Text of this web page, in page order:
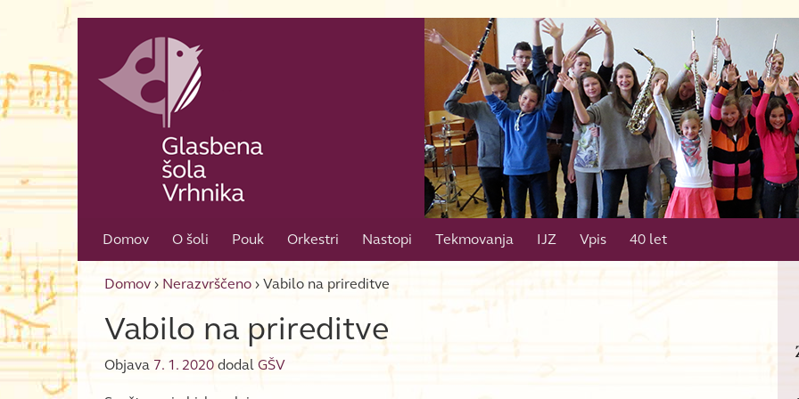
Domov O šoli Pouk Orkestri Nastopi Tekmovanja IJZ Vpis 40 let
Domov › Nerazvrščeno › Vabilo na prireditve
Vabilo na prireditve
Objava 7. 1. 2020 dodal GŠV